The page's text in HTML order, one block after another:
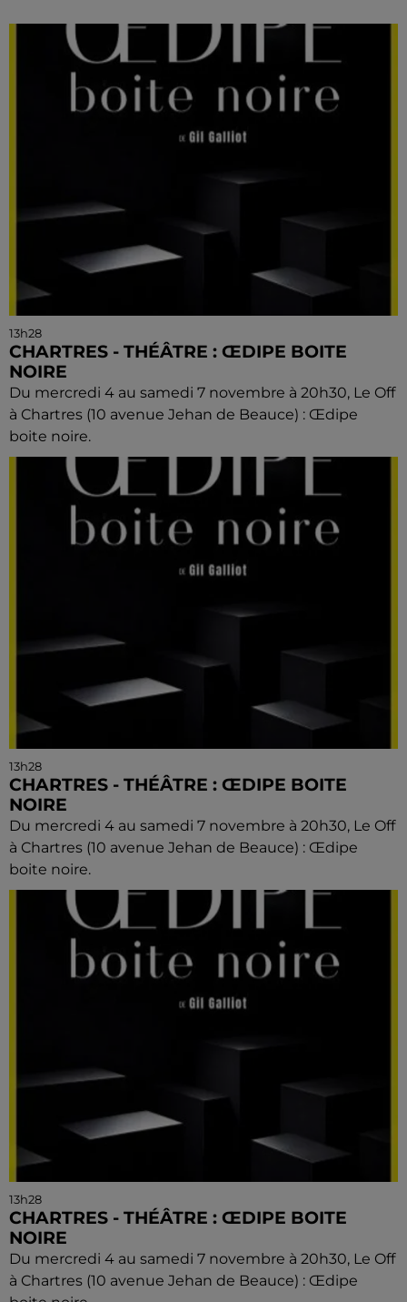
13h28
CHARTRES - THÉÂTRE : ŒDIPE BOITE
NOIRE
Du mercredi 4 au samedi 7 novembre à 20h30, Le Off
à Chartres (10 avenue Jehan de Beauce) : Œdipe
boite noire.
13h28
CHARTRES - THÉÂTRE : ŒDIPE BOITE
NOIRE
Du mercredi 4 au samedi 7 novembre à 20h30, Le Off
à Chartres (10 avenue Jehan de Beauce) : Œdipe
boite noire.
13h28
CHARTRES - THÉÂTRE : ŒDIPE BOITE
NOIRE
Du mercredi 4 au samedi 7 novembre à 20h30, Le Off
à Chartres (10 avenue Jehan de Beauce) : Œdipe